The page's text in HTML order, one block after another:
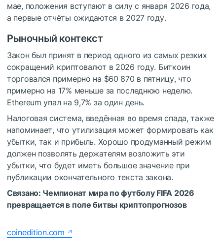
мае, положения вступают в силу с января 2026 года,
а первые отчёты ожидаются в 2027 году.
Рыночный контекст
Закон был принят в период одного из самых резких
сокращений криптовалют в 2026 году. Биткоин
торговался примерно на $60 870 в пятницу, что
примерно на 17% меньше за последнюю неделю.
Ethereum упал на 9,7% за один день.
Налоговая система, введённая во время спада, также
напоминает, что утилизация может формировать как
убытки, так и прибыль. Хорошо продуманный режим
должен позволять держателям возложить эти
убытки, что будет иметь большое значение при
публикации окончательного текста закона.
Связано: Чемпионат мира по футболу FIFA 2026
превращается в поле битвы криптопрогнозов
coinedition.com